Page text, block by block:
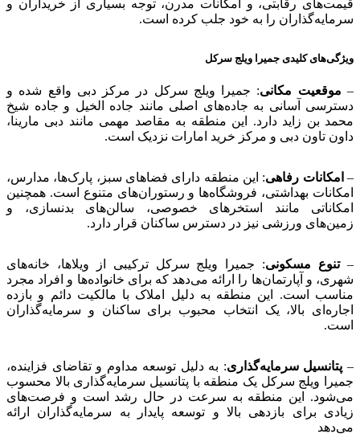
قیمت‌های رقابتی، و امکانات مدرن، توجه بسیاری از خریداران و
سرمایه‌گذاران را به خود جلب کرده است.
ویژگی‌های کلیدی جمیرا ویلج سرکل
– موقعیت مکانی: جمیرا ویلج سرکل در مرکز دبی واقع شده و
دسترسی آسانی به جاده‌های اصلی مانند جاده الخیل و جاده شیخ
محمد بن زاید دارد. این منطقه به مقاصد مهمی مانند دبی مارینا،
داون تاون دبی و مرکز خرید امارات نزدیک است.
– امکانات رفاهی: این منطقه دارای فضاهای سبز، پارک‌ها، مدارس،
امکانات بهداشتی، فروشگاه‌ها و رستوران‌های متنوع است. همچنین
امکاناتی مانند استخرهای خصوصی، سالن‌های بدنسازی، و
زمین‌های ورزشی نیز در دسترس ساکنان قرار دارد.
–تنوع مسکونی: جمیرا ویلج سرکل ترکیبی از ویلاها، خانه‌های
شهری، و آپارتمان‌ها را ارائه می‌دهد که برای خانواده‌ها و افراد مجرد
مناسب است. این منطقه به دلیل املاک با مالکیت دائم و بازده
اجاره‌ای بالا، یک انتخاب محبوب برای ساکنان و سرمایه‌گذاران
است.
– پتانسیل سرمایه‌گذاری: به دلیل توسعه مداوم و تقاضای فزاینده،
جمیرا ویلج سرکل یک منطقه با پتانسیل سرمایه‌گذاری بالا محسوب
می‌شود. این منطقه به سرعت در حال رشد است و فرصت‌های
زیادی برای بازدهی بالا و توسعه پایدار به سرمایه‌گذاران ارائه
می‌دهد